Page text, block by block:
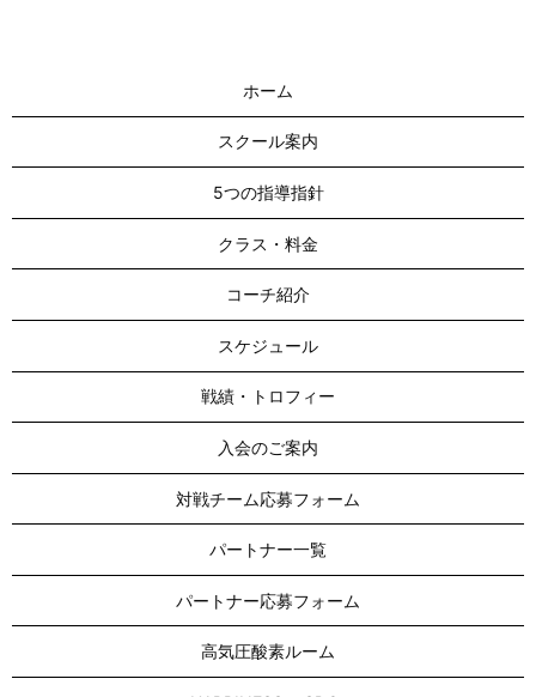
ホーム
スクール案内
5つの指導指針
クラス・料金
コーチ紹介
スケジュール
戦績・トロフィー
入会のご案内
対戦チーム応募フォーム
パートナー一覧
パートナー応募フォーム
高気圧酸素ルーム